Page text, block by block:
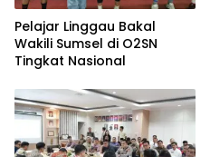
Pelajar Linggau Bakal
Wakili Sumsel di O2SN
Tingkat Nasional